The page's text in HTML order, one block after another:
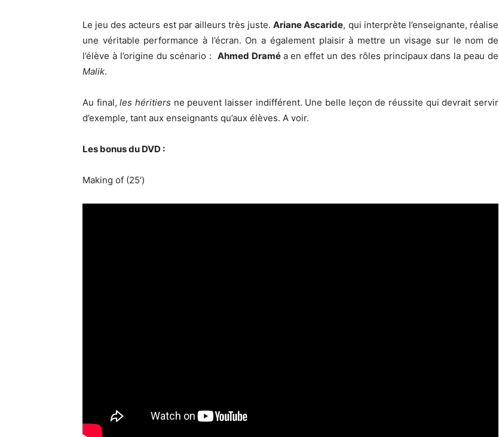
Le jeu des acteurs est par ailleurs très juste.Ariane Ascaride, qui interprète l’enseignante, réalise
une véritable performance à l’écran. On a également plaisir à mettre un visage sur le nom de
l’élève à l’origine du scénario : Ahmed Dramé a en effet un des rôles principaux dans la peau de
Malik.
Au final,les héritiers ne peuvent laisser indifférent. Une belle leçon de réussite qui devrait servir
d’exemple, tant aux enseignants qu’aux élèves. A voir.
Les bonus du DVD :
Making of (25′)